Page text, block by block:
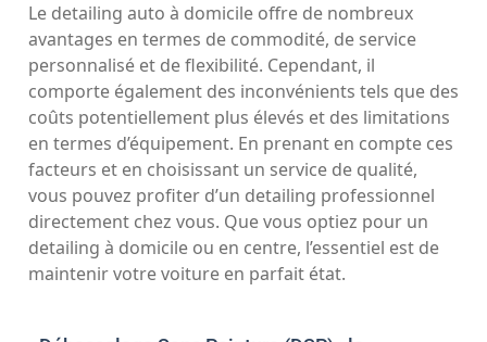
Le detailing auto à domicile offre de nombreux
avantages en termes de commodité, de service
personnalisé et de flexibilité. Cependant, il
comporte également des inconvénients tels que des
coûts potentiellement plus élevés et des limitations
en termes d’équipement. En prenant en compte ces
facteurs et en choisissant un service de qualité,
vous pouvez profiter d’un detailing professionnel
directement chez vous. Que vous optiez pour un
detailing à domicile ou en centre, l’essentiel est de
maintenir votre voiture en parfait état.